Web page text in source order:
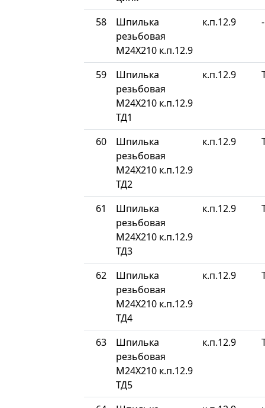
58
Шпилька
резьбовая
М24Х210 к.п.12.9
к.п.12.9 -
59
Шпилька
резьбовая
М24Х210 к.п.12.9
ТД1
к.п.12.9
60
Шпилька
резьбовая
М24Х210 к.п.12.9
ТД2
к.п.12.9
61
Шпилька
резьбовая
М24Х210 к.п.12.9
ТД3
к.п.12.9
62
Шпилька
резьбовая
М24Х210 к.п.12.9
ТД4
к.п.12.9
63
Шпилька
резьбовая
М24Х210 к.п.12.9
ТД5
к.п.12.9